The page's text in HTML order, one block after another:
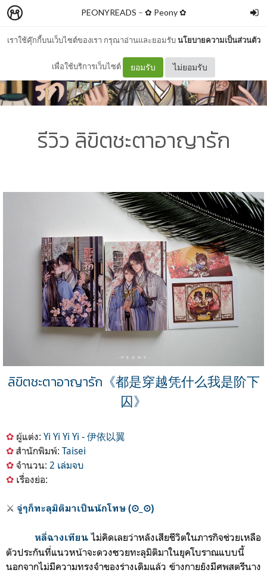
เราใช้คุ๊กกี้บนเว็บไซต์ของเรา กรุณาอ่านและยอมรับนโยบายความเป็นส่วนตัว
เพื่อใช้บริการเว็บไซต์ ยอมรับ ไม่ยอมรับ
PEONYREADS – ✿ Peony ✿
รีวิว ลิขิตชะตาอาญารัก
ลิขิตชะตาอาญารัก《都是穿越凭什么我是阶下
囚》
✿ ผู้แต่ง: Yi Yi Yi Yi - 伊依以翼
✿ สำนักพิมพ์: Taisei
✿ จำนวน: 2 เล่มจบ
✿ เรื่องย่อ:
⚔️ จู่ๆก็ทะลุมิติมาเป็นนักโทษ (⊙_⊙)
หลี่ฉางเทียน ไม่คิดเลยว่าหลังเสียชีวิตในภารกิจช่วยเหลือ
ตัวประกันที่แนวหน้าจะดวงซวยทะลุมิติมาในยุคโบราณแบบนี้
นอกจากไม่มีความทรงจำของร่างเดิมแล้ว ข้างกายยังมีศพสตรีนาง